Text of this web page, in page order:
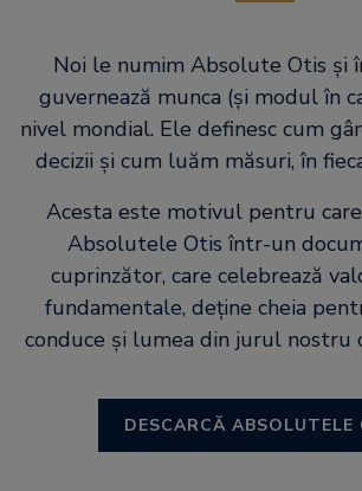
Noi le numim Absolute Otis și
guvernează munca (și modul în
nivel mondial. Ele definesc cum
decizii și cum luăm măsuri, în
Acesta este motivul pentru
Absolutele Otis într-un
cuprinzător, care celebrează
fundamentale, deține cheia
conduce și lumea din jurul nostru
DESCARCĂ ABSOLUTELE